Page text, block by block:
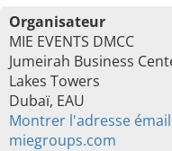
Organisateur
MIE EVENTS DMCC
Jumeirah Business
Lakes Towers
Dubaï, EAU
Montrer l'adresse émail
miegroups.com